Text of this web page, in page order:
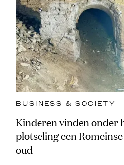
BUSINESS & SOCIETY
Kinderen vinden onder
plotseling een
oud